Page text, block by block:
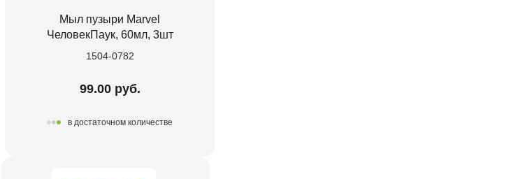
Мыл пузыри Marvel
ЧеловекПаук, 60мл, 3шт
1504-0782
99.00 руб.
в достаточном количестве